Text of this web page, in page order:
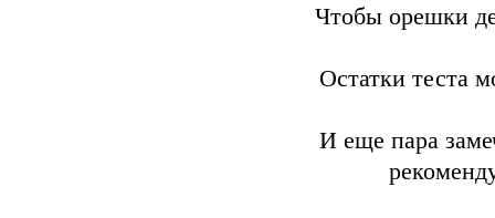
Чтобы орешки
Остатки теста
И еще пара